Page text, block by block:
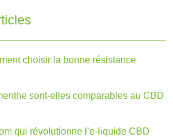
choisir la bonne résistance
sont-elles comparables au CBD
qui révolutionne l’e-liquide CBD